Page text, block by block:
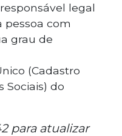
legal
com
grau de
(Cadastro
Sociais) do
para atualizar